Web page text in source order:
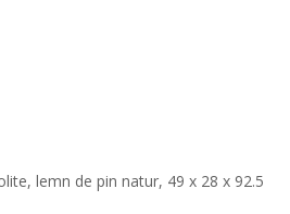
lemn de pin natur, 49 x 28 x 92.5